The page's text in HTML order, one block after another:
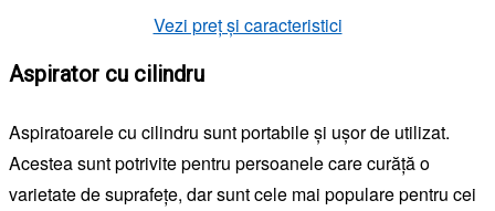
Vezi preț și caracteristici
Aspirator cu cilindru
Aspiratoarele cu cilindru sunt portabile și ușor de utilizat.
Acestea sunt potrivite pentru persoanele care curăță o
varietate de suprafețe, dar sunt cele mai populare pentru cei